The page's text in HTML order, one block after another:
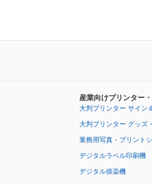
産業向けプリンター
大判プリンター サイン
大判プリンター グッズ
業務用写真・プリント
デジタルラベル印刷機
デジタル捺染機